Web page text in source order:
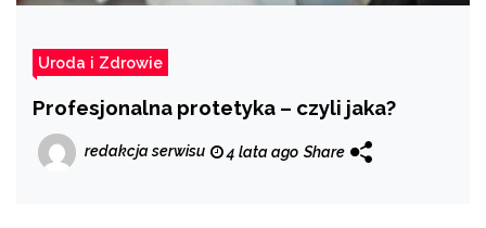
Uroda i Zdrowie
Profesjonalna protetyka – czyli jaka?
redakcja serwisu 4 lata ago Share